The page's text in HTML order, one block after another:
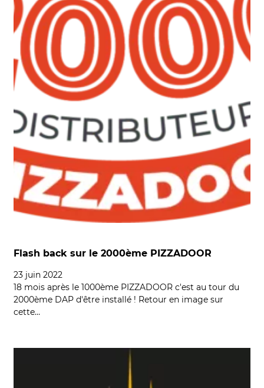
Flash back sur le 2000ème PIZZADOOR
23 juin 2022
18 mois après le 1000ème PIZZADOOR c'est au tour du
2000ème DAP d'être installé ! Retour en image sur
cette…